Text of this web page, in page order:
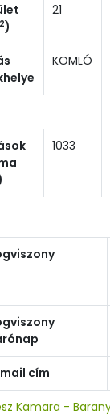
2)
21
KOMLÓ
1033
cím
Kamara -